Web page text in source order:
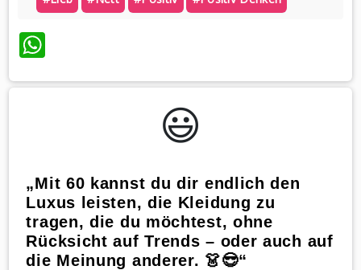
WhatsApp
😃️
„Mit 60 kannst du dir endlich den
Luxus leisten, die Kleidung zu
tragen, die du möchtest, ohne
Rücksicht auf Trends – oder auch auf
die Meinung anderer. 👗😎“